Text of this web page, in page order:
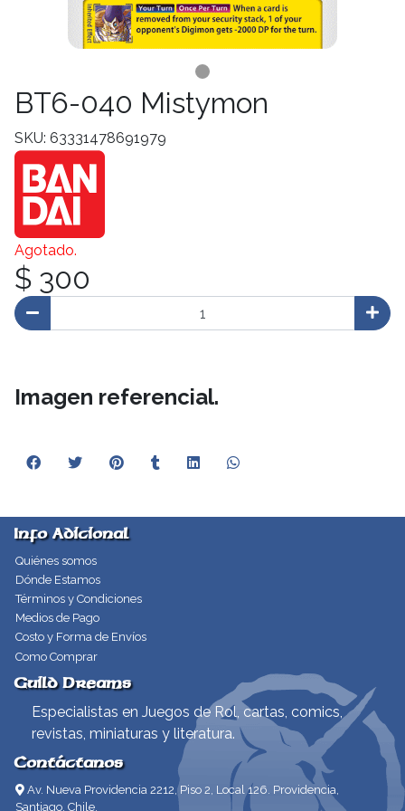
BT6-040 Mistymon
SKU: 63331478691979
Agotado.
$ 300
Imagen referencial.
Info Adicional
Quiénes somos
Dónde Estamos
Términos y Condiciones
Medios de Pago
Costo y Forma de Envíos
Como Comprar
Guild Dreams
Especialistas en Juegos de Rol, cartas, comics,
revistas, miniaturas y literatura.
Contáctanos
Av. Nueva Providencia 2212, Piso 2, Local 126. Providencia,
Santiago, Chile.